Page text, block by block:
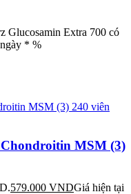
Glucosamin Extra 700 có
* %
MSM (3)
579.000 VNDGiá hiện tại